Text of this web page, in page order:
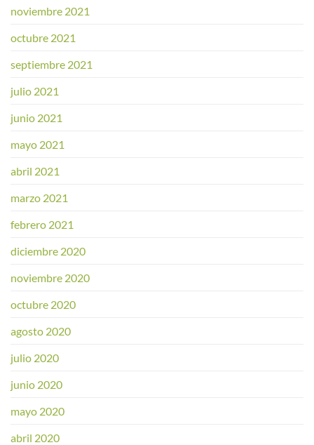
noviembre 2021
octubre 2021
septiembre 2021
julio 2021
junio 2021
mayo 2021
abril 2021
marzo 2021
febrero 2021
diciembre 2020
noviembre 2020
octubre 2020
agosto 2020
julio 2020
junio 2020
mayo 2020
abril 2020